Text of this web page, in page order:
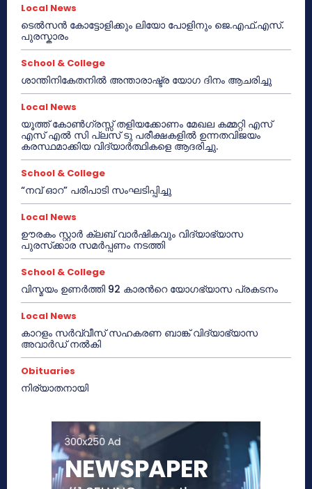
Local News
ടെൽസൻ കോട്ടോളിക്കും ലിയോ പോളിനും ജെ.എഫ്.എസ്.
പുരസ്കാരം
School & College
ശാന്തിനികേതനിൽ അന്താരാഷ്ട്ര യോഗ ദിനം ആചരിച്ചു
Local News
യൂത്ത് കോൺഗ്രസ്സ് തളിയക്കോണം മേഖല കമ്മറ്റി എസ്
എസ് എൽ സി പ്ലസ് ടു പരീക്ഷകളിൽ ഉന്നതവിജയം
കരസ്ഥമാക്കിയ വിദ്യാർത്ഥികളെ ആദരിച്ചു.
School & College
“നവ് ഓറ” പരിപാടി സംഘടിപ്പിച്ചു
Local News
ഊരകം സ്റ്റാർ ക്ലബ് വാർഷികവും വിദ്യാഭ്യാസ
പുരസ്‌ക്കാര സമർപ്പണം നടത്തി
School & College
വിസ്മയം ഉണർത്തി 92 കാരൻറെ യോഗഭ്യാസ പ്രകടനം
Local News
കാറളം സർവ്വീസ് സഹകരണ ബാങ്ക് വിദ്യാഭ്യാസ
അവാർഡ് നൽകി
Obituaries
നിര്യാതനായി